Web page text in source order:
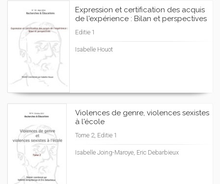
Expression et certification des acquis
de l'expérience : Bilan et perspectives
Editie 1
Isabelle Houot
Violences de genre, violences sexistes
à l'école
Tome 2, Editie 1
Isabelle Joing-Maroye, Eric Debarbieux